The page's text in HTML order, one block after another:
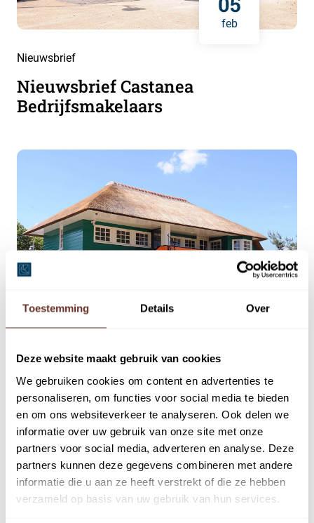
Toestemming Details Over
Deze website maakt gebruik van cookies
We gebruiken cookies om content en advertenties te
personaliseren, om functies voor social media te bieden
en om ons websiteverkeer te analyseren. Ook delen we
informatie over uw gebruik van onze site met onze
partners voor social media, adverteren en analyse. Deze
partners kunnen deze gegevens combineren met andere
informatie die u aan ze heeft verstrekt of die ze hebben
verzameld op basis van uw gebruik van hun services.
feb
Nieuwsbrief
Nieuwsbrief Castanea
Bedrijfsmakelaars
dec
Transacties
Transactie nieuwsbrief winkel-en
belegging transacties